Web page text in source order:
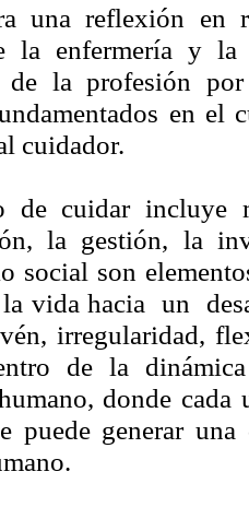
una reflexión en
la enfermería y la
de la profesión
en el
cuidador.
de cuidar incluye
la gestión, la
social son
la vida hacia un
irregularidad,
de la
donde
puede generar